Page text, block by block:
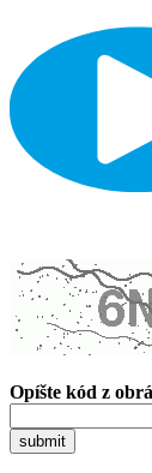
Opíšte kód z
submit